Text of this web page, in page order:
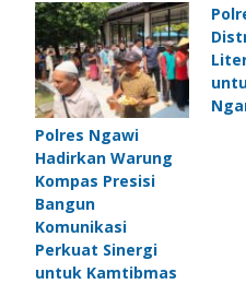
Polres Ngawi
Hadirkan Warung
Kompas Presisi
Bangun
Komunikasi
Perkuat Sinergi
untuk Kamtibmas